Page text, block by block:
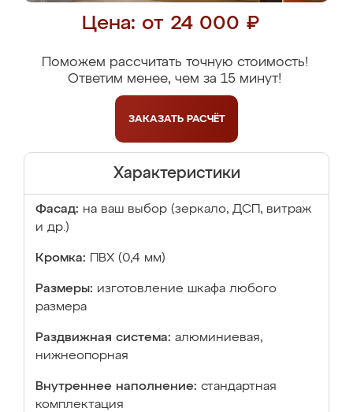
Цена: от 24 000 ₽
Поможем рассчитать точную стоимость!
Ответим менее, чем за 15 минут!
ЗАКАЗАТЬ РАСЧЁТ
Характеристики
Фасад: на ваш выбор (зеркало, ДСП, витраж
и др.)
Кромка: ПВХ (0,4 мм)
Размеры: изготовление шкафа любого
размера
Раздвижная система: алюминиевая,
нижнеопорная
Внутреннее наполнение: стандартная
комплектация